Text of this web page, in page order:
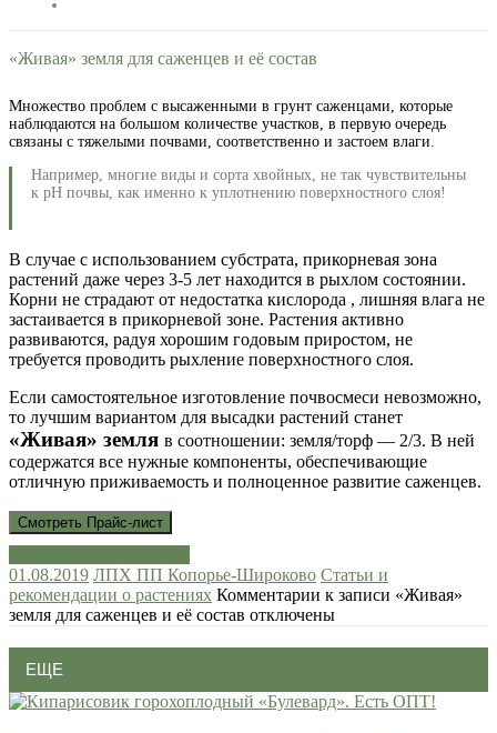
«Живая» земля для саженцев и её состав
Множество проблем с высаженными в грунт саженцами, которые
наблюдаются на большом количестве участков, в первую очередь
связаны с тяжелыми почвами, соответственно и застоем влаги.
Например, многие виды и сорта хвойных, не так чувствительны
к pH почвы, как именно к уплотнению поверхностного слоя!
В случае с использованием субстрата, прикорневая зона
растений даже через 3-5 лет находится в рыхлом состоянии.
Корни не страдают от недостатка кислорода , лишняя влага не
застаивается в прикорневой зоне. Растения активно
развиваются, радуя хорошим годовым приростом, не
требуется проводить рыхление поверхностного слоя.
Если самостоятельное изготовление почвосмеси невозможно,
то лучшим вариантом для высадки растений станет
«Живая» земля в соотношении: земля/торф — 2/3. В ней
содержатся все нужные компоненты, обеспечивающие
отличную приживаемость и полноценное развитие саженцев.
01.08.2019 ЛПХ ПП Копорье-Широково Статьи и
рекомендации о растениях Комментарии к записи «Живая»
земля для саженцев и её состав отключены
ЕЩЕ